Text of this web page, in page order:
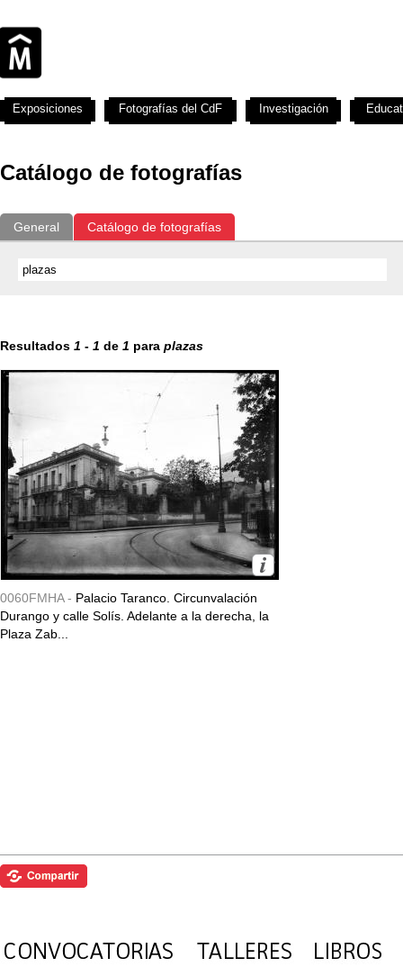
Catálogo de fotografías
General Catálogo de fotografías
Resultados 1 - 1 de 1 para plazas
0060FMHA - Palacio Taranco. Circunvalación
Durango y calle Solís. Adelante a la derecha, la
Plaza Zab...
Exposiciones Fotografías del CdF Investigación